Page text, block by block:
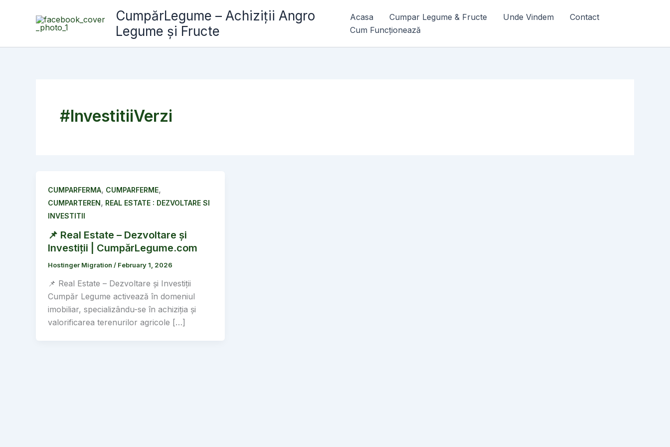
CumpărLegume – Achiziții Angro
Legume și Fructe
Acasa Cumpar Legume & Fructe Unde Vindem
Contact
Cum Funcționează
#InvestitiiVerzi
CUMPARFERMA, CUMPARFERME,
CUMPARTEREN, REAL ESTATE : DEZVOLTARE SI
INVESTITII
📌 Real Estate – Dezvoltare și
Investiții | CumpărLegume.com
Hostinger Migration / February 1, 2026
📌 Real Estate – Dezvoltare și Investiții
Cumpăr Legume activează în domeniul
imobiliar, specializându-se în achiziția și
valorificarea terenurilor agricole […]